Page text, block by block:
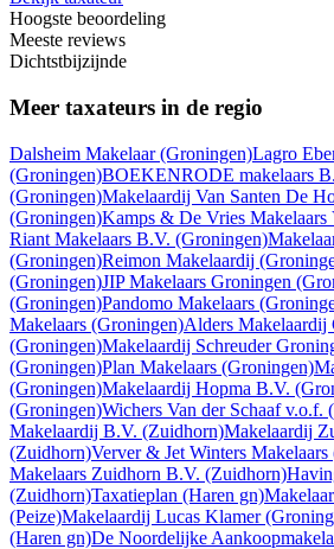
Hoogste beoordeling
Meeste reviews
Dichtstbijzijnde
Meer taxateurs in de regio
Dalsheim Makelaar(Groningen)Lagro
(Groningen)BOEKENRODE makelaars
(Groningen)Makelaardij Van Santen De
(Groningen)Kamps & De Vries Makelaars
Riant Makelaars B.V. (Groningen)
(Groningen)Reimon Makelaardij
(Groningen)JIP Makelaars Groningen
(Groningen)Pandomo Makelaars
Makelaars (Groningen)Alders Makelaardij
(Groningen)Makelaardij Schreuder
(Groningen)Plan Makelaars (Groningen)
(Groningen)Makelaardij Hopma B.V.
(Groningen)Wichers Van der Schaaf v.o.f.
Makelaardij B.V. (Zuidhorn)Makelaardij
(Zuidhorn)Verver & Jet Winters Makelaars
Makelaars Zuidhorn B.V. (Zuidhorn)
(Zuidhorn)Taxatieplan (Haren gn)
(Peize)Makelaardij Lucas Klamer
(Haren gn)De Noordelijke